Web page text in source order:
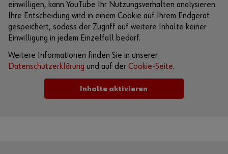
einwilligen, kann YouTube Ihr Nutzungsverhalten analysieren.
Ihre Entscheidung wird in einem Cookie auf Ihrem Endgerät
gespeichert, sodass der Zugriff auf weitere Inhalte keiner
Einwilligung in jedem Einzelfall bedarf.
Weitere Informationen finden Sie in unserer
Datenschutzerklärung und auf der Cookie-Seite.
Inhalte aktivieren